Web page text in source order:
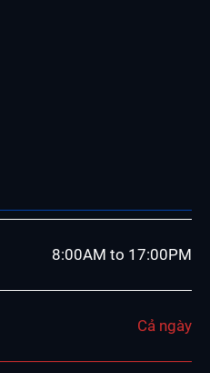
8:00AM to 17:00PM
Cả ngày